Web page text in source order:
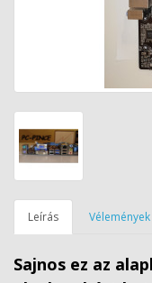
Leírás Vélemények
Sajnos ez az